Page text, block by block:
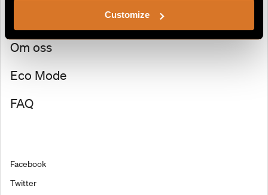
Customize
Om oss
Eco Mode
FAQ
Facebook
Twitter